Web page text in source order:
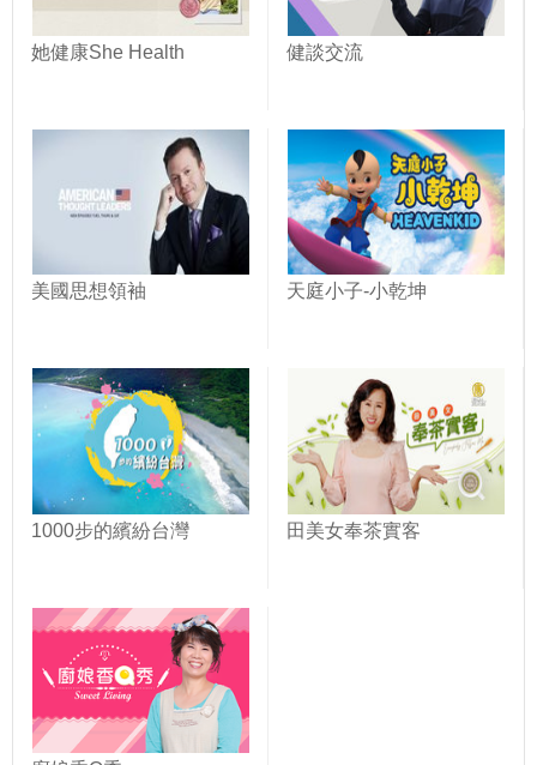
她健康She Health 健談交流
美國思想領袖 天庭小子-小乾坤
1000步的繽紛台灣 田美女奉茶實客